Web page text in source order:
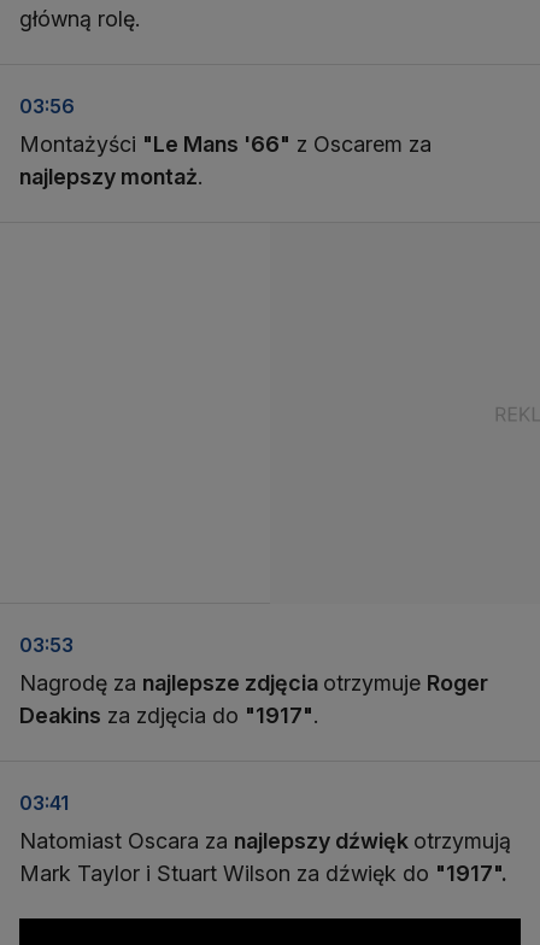
główną rolę.
03:56
Montażyści "Le Mans '66" z Oscarem za
najlepszy montaż.
03:53
Nagrodę za najlepsze zdjęcia otrzymuje Roger
Deakins za zdjęcia do "1917".
03:41
Natomiast Oscara za najlepszy dźwięk otrzymują
Mark Taylor i Stuart Wilson za dźwięk do "1917".